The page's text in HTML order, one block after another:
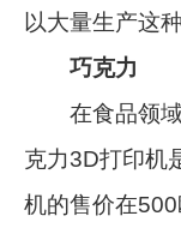
以大量生产这
巧克力
在食品领域
克力3D打印机
机的售价在